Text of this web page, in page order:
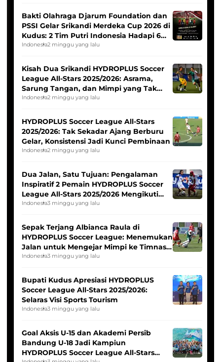
Bakti Olahraga Djarum Foundation dan
PSSI Gelar Srikandi Merdeka Cup 2026 di
Kudus: 2 Tim Putri Indonesia Hadapi 6
Tim Asia
Indonesia2 minggu yang lalu
Kisah Dua Srikandi HYDROPLUS Soccer
League All-Stars 2025/2026: Asrama,
Sarung Tangan, dan Mimpi yang Tak
Pernah Padam
Indonesia2 minggu yang lalu
HYDROPLUS Soccer League All-Stars
2025/2026: Tak Sekadar Ajang Berburu
Gelar, Konsistensi Jadi Kunci Pembinaan
Indonesia2 minggu yang lalu
Dua Jalan, Satu Tujuan: Pengalaman
Inspiratif 2 Pemain HYDROPLUS Soccer
League All-Stars 2025/2026 Mengikuti
Seleksi Timnas Indonesia Putri
Indonesia3 minggu yang lalu
Sepak Terjang Albianca Raula di
HYDROPLUS Soccer League: Menemukan
Jalan untuk Mengejar Mimpi ke Timnas
Indonesia Putri
Indonesia3 minggu yang lalu
Bupati Kudus Apresiasi HYDROPLUS
Soccer League All-Stars 2025/2026:
Selaras Visi Sports Tourism
Indonesia3 minggu yang lalu
Goal Aksis U-15 dan Akademi Persib
Bandung U-18 Jadi Kampiun
HYDROPLUS Soccer League All-Stars